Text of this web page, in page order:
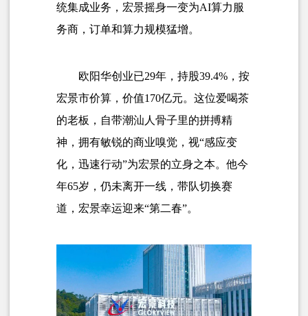
统集成业务，宏景摇身一变为AI算力服
务商 ，订单和算力规模猛增。
欧阳华创业已29年，持股39.4%，按
宏景市价算，价值170亿元。这位爱喝茶
的老板，自带潮汕人骨子里的拼搏精
神，拥有敏锐的商业嗅觉，视“感应变
化，迅速行动”为宏景的立身之本。他今
年65岁，仍未离开一线，带队切换赛
道，宏景幸运迎来“第二春”。